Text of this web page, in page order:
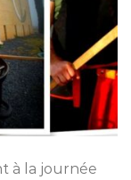
à la journée